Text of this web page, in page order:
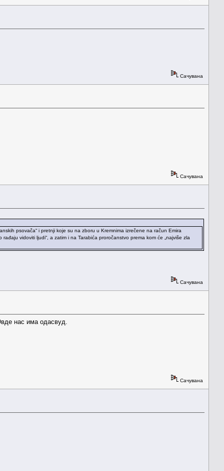
Сачувана
Сачувана
psovača“ i pretnji koje su na zboru u Kremnima izrečene na račun Emira
vidoviti ljudi“, a zatim i na Tarabića proročanstvo prema kom će „najviše zla
Сачувана
нас има одасвуд.
Сачувана